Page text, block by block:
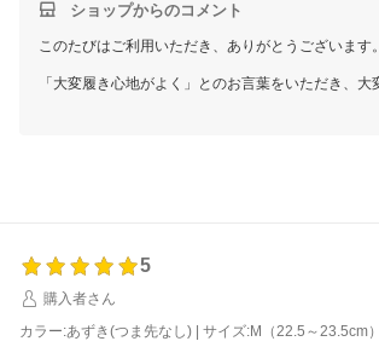
ショップからのコメント
このたびはご利用いただき、ありがとうございます。
「大変履き心地がよく」とのお言葉をいただき、大
靴下の枚数によってサイズ調整ができる点が重宝
今後ともお客様にご満足いただける商品をお届け
5
購入者さん
カラー:あずき(つま先なし) | サイズ:M（22.5～23.5cm）